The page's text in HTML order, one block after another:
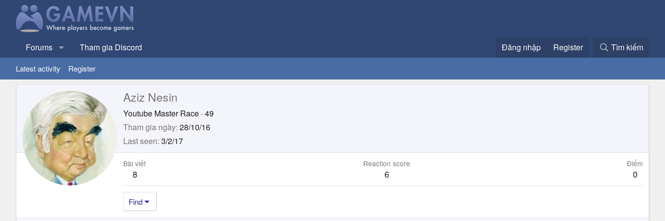
Forums Tham gia Discord Đăng nhập Register Tìm kiếm
Latest activity Register
Aziz Nesin
Youtube Master Race · 49
Tham gia ngày 28/10/16
Last seen 3/2/17
Bài viết
8
Reaction score
6
Điểm
0
Find